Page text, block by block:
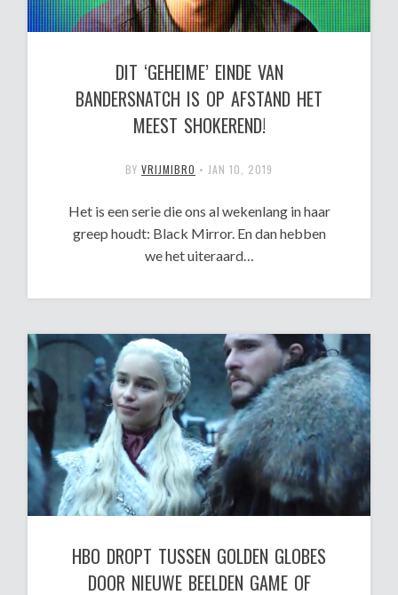
DIT ‘GEHEIME’ EINDE VAN
BANDERSNATCH IS OP AFSTAND HET
MEEST SHOKEREND!
BY VRIJMIBRO • JAN 10, 2019
Het is een serie die ons al wekenlang in haar
greep houdt: Black Mirror. En dan hebben
we het uiteraard…
HBO DROPT TUSSEN GOLDEN GLOBES
DOOR NIEUWE BEELDEN GAME OF